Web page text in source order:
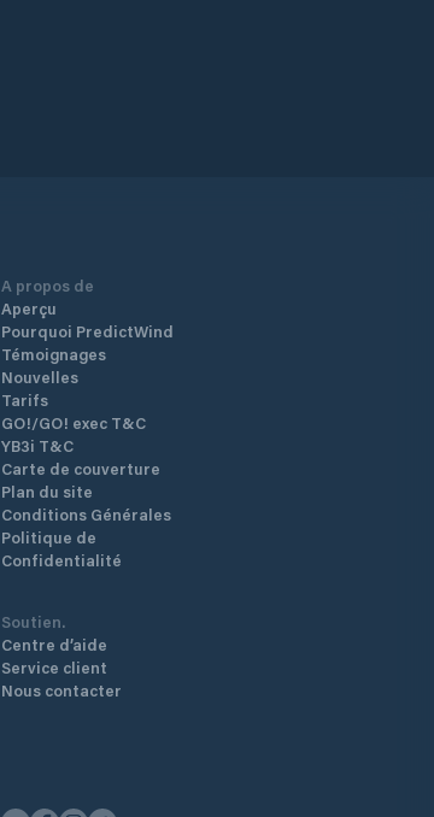
A propos de
Aperçu
Pourquoi PredictWind
Témoignages
Nouvelles
Tarifs
GO!/GO! exec T&C
YB3i T&C
Carte de couverture
Plan du site
Conditions Générales
Politique de
Confidentialité
Soutien.
Centre d’aide
Service client
Nous contacter